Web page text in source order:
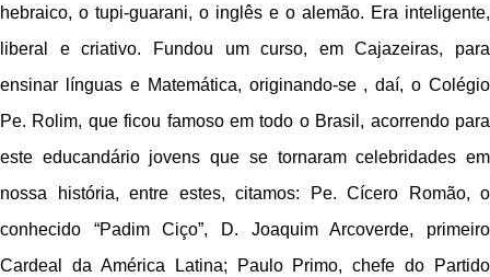
hebraico, o tupi-guarani, o inglês e o alemão. Era inteligente,
liberal e criativo. Fundou um curso, em Cajazeiras, para
ensinar línguas e Matemática, originando-se , daí, o Colégio
Pe. Rolim, que ficou famoso em todo o Brasil, acorrendo para
este educandário jovens que se tornaram celebridades em
nossa história, entre estes, citamos: Pe. Cícero Romão, o
conhecido “Padim Ciço”, D. Joaquim Arcoverde, primeiro
Cardeal da América Latina; Paulo Primo, chefe do Partido